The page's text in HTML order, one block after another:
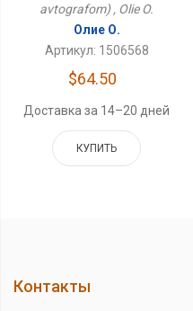
avtografom) , Olie O.
Олие О.
Артикул: 1506568
$64.50
Доставка за 14–20 дней
КУПИТЬ
Контакты